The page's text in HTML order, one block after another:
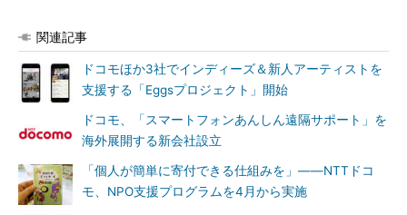
関連記事
ドコモほか3社でインディーズ＆新人アーティストを
支援する「Eggsプロジェクト」開始
ドコモ、「スマートフォンあんしん遠隔サポート」を
海外展開する新会社設立
「個人が簡単に寄付できる仕組みを」――NTTドコ
モ、NPO支援プログラムを4月から実施